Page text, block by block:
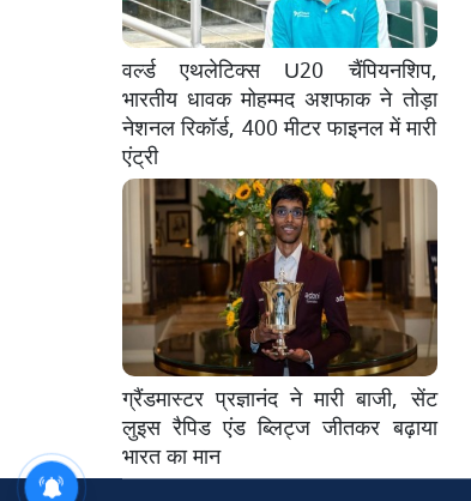
वर्ल्ड एथलेटिक्स U20 चैंपियनशिप,
भारतीय धावक मोहम्मद अशफाक ने तोड़ा
नेशनल रिकॉर्ड, 400 मीटर फाइनल में मारी
एंट्री
ग्रैंडमास्टर प्रज्ञानंद ने मारी बाजी, सेंट
लुइस रैपिड एंड ब्लिट्ज जीतकर बढ़ाया
भारत का मान